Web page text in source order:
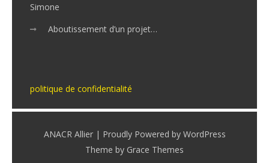
Simone
Aboutissement d’un projet…
politique de confidentialité
ANACR Allier | Proudly Powered by WordPress
Theme by Grace Themes